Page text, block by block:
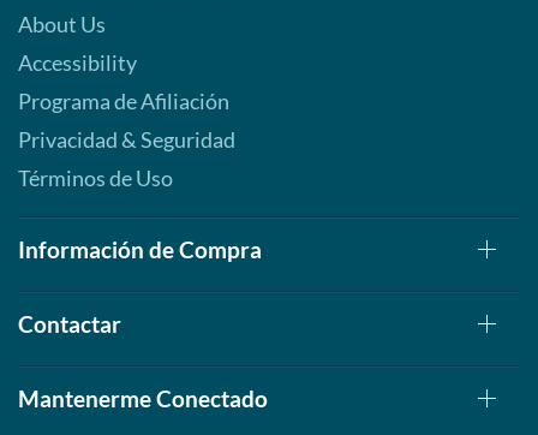
About Us
Accessibility
Programa de Afiliación
Privacidad & Seguridad
Términos de Uso
Información de Compra
Contactar
Mantenerme Conectado